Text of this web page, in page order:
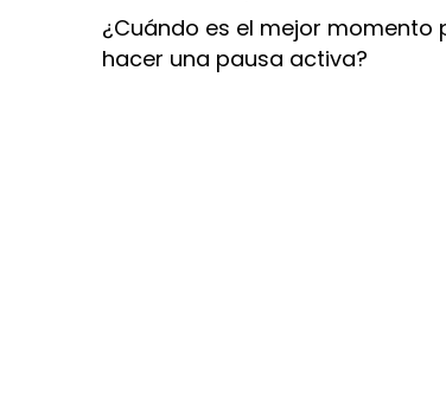
¿Cuándo es el mejor momento
hacer una pausa activa?